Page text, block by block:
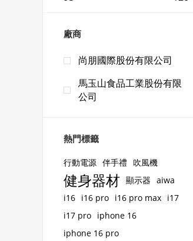
廠商
尚朋國際股份有限公司
馬玉山食品工業股份有限
公司
熱門標籤
行動電源 伴手禮 吹風機
健身器材 顯示器 aiwa
i16 i16 pro i16 pro max i17
i17 pro iphone 16
iphone 16 pro